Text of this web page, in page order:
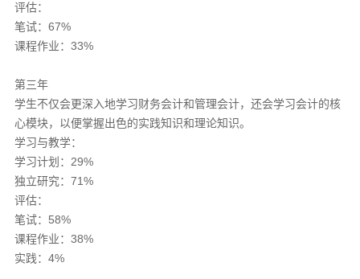
评估：
笔试：67%
课程作业：33%
第三年
学生不仅会更深入地学习财务会计和管理会计，还会学习会计的核
心模块，以便掌握出色的实践知识和理论知识。
学习与教学：
学习计划：29%
独立研究：71%
评估：
笔试：58%
课程作业：38%
实践：4%